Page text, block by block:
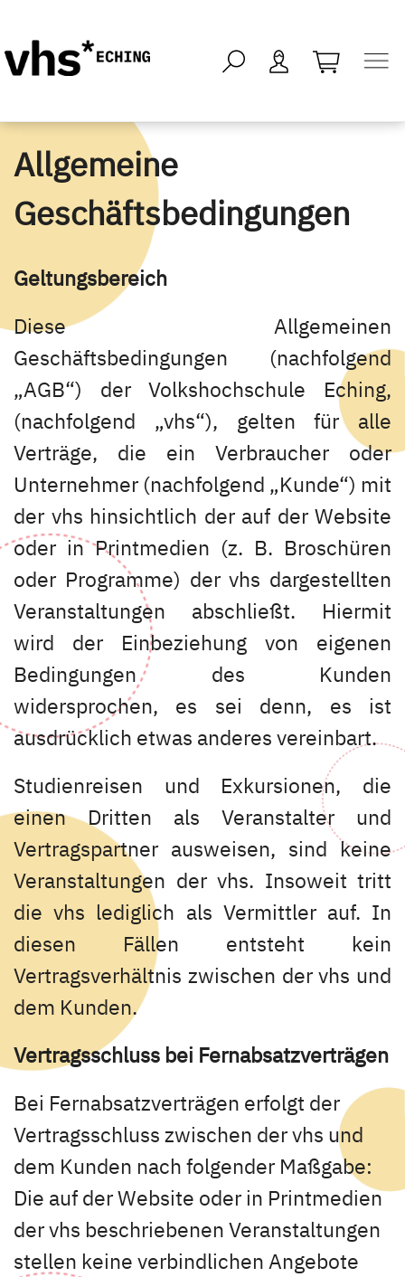
öffnen -
Allgemeine
Geschäftsbedingungen
Geltungsbereich
Diese Allgemeinen
Geschäftsbedingungen (nachfolgend
„AGB“) der Volkshochschule Eching,
(nachfolgend „vhs“), gelten für alle
Verträge, die ein Verbraucher oder
Unternehmer (nachfolgend „Kunde“) mit
der vhs hinsichtlich der auf der Website
oder in Printmedien (z. B. Broschüren
oder Programme) der vhs dargestellten
Veranstaltungen abschließt. Hiermit
wird der Einbeziehung von eigenen
Bedingungen des Kunden
widersprochen, es sei denn, es ist
ausdrücklich etwas anderes vereinbart.
Studienreisen und Exkursionen, die
einen Dritten als Veranstalter und
Vertragspartner ausweisen, sind keine
Veranstaltungen der vhs. Insoweit tritt
die vhs lediglich als Vermittler auf. In
diesen Fällen entsteht kein
Vertragsverhältnis zwischen der vhs und
dem Kunden.
Vertragsschluss bei Fernabsatzverträgen
Bei Fernabsatzverträgen erfolgt der
Vertragsschluss zwischen der vhs und
dem Kunden nach folgender Maßgabe:
Die auf der Website oder in Printmedien
der vhs beschriebenen Veranstaltungen
stellen keine verbindlichen Angebote